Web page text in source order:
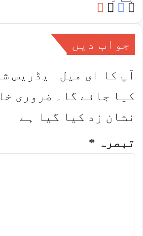
Website
Facebook
X
جواب دیں
آپ کا ای میل ایڈریس
کیا جائے گا۔
ضروری
نشان زد کیا گیا ہے
تبصرہ *